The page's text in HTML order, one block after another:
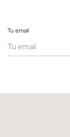
Tu email
He leído y